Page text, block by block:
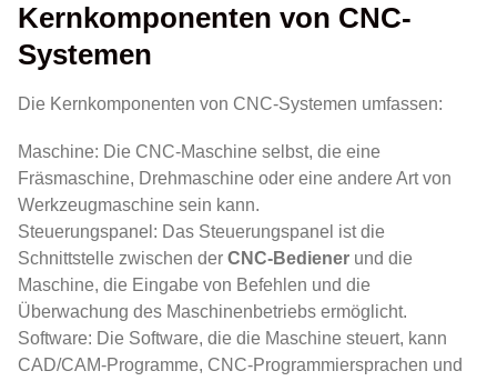
Kernkomponenten von CNC-
Systemen
Die Kernkomponenten von CNC-Systemen umfassen:
Maschine: Die CNC-Maschine selbst, die eine
Fräsmaschine, Drehmaschine oder eine andere Art von
Werkzeugmaschine sein kann.
Steuerungspanel: Das Steuerungspanel ist die
Schnittstelle zwischen der CNC-Bediener und die
Maschine, die Eingabe von Befehlen und die
Überwachung des Maschinenbetriebs ermöglicht.
Software: Die Software, die die Maschine steuert, kann
CAD/CAM-Programme, CNC-Programmiersprachen und